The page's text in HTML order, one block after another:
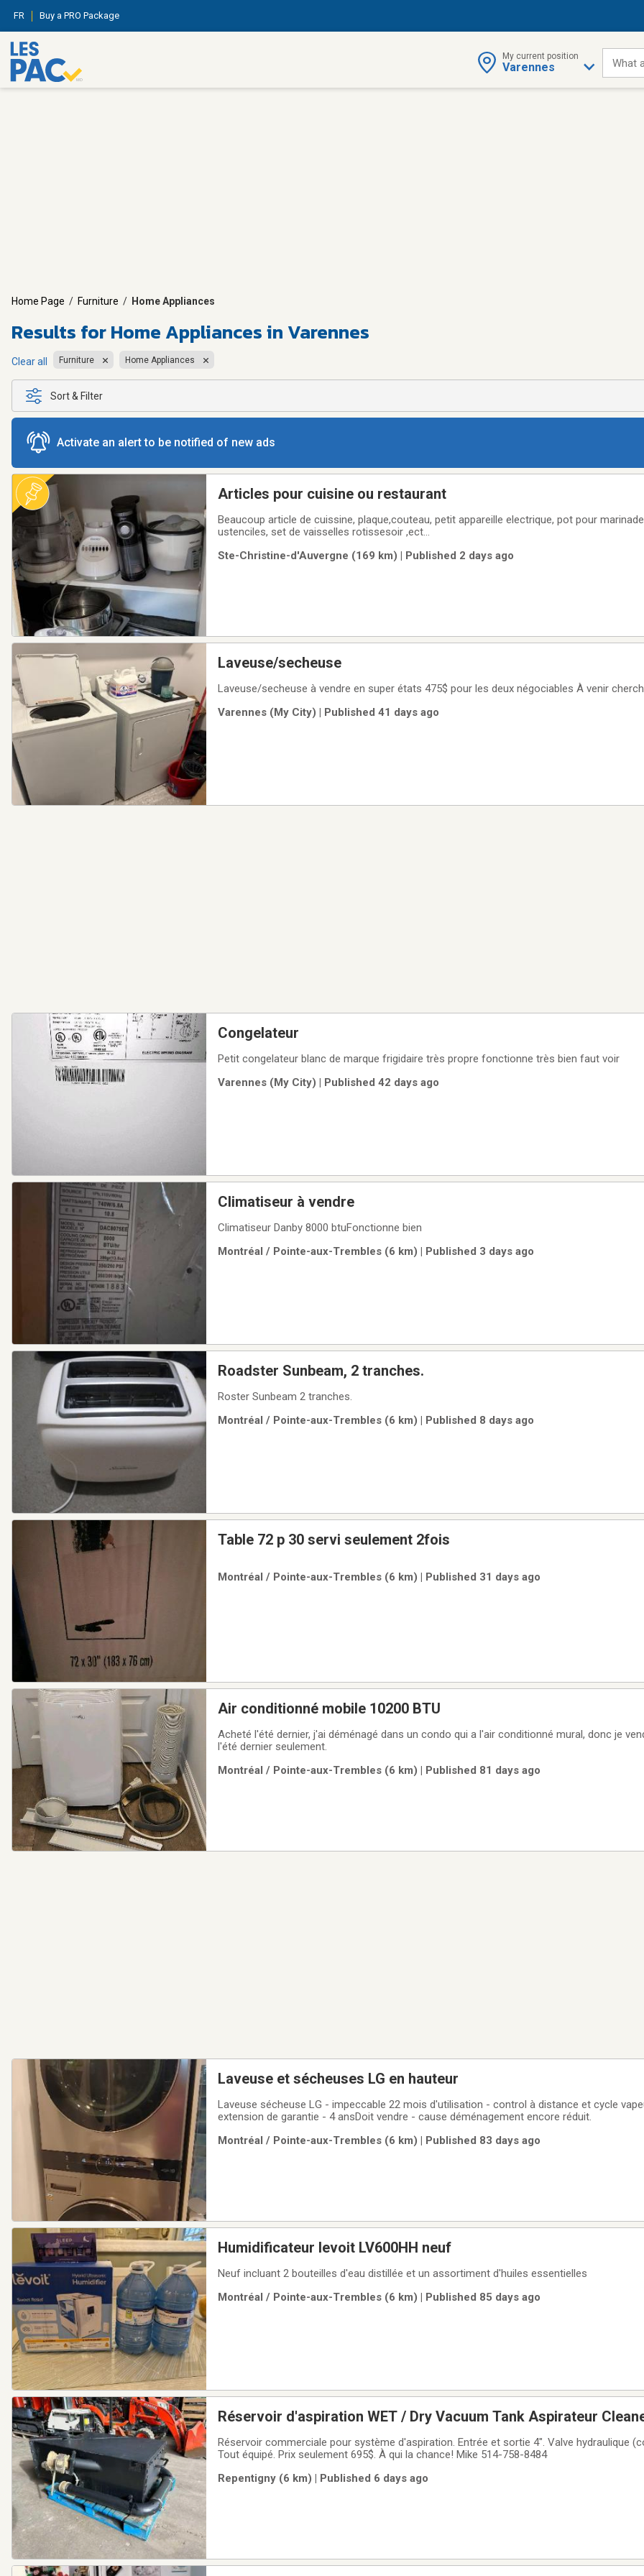
FR Buy a PRO Package
My current position
Varennes What
Home Page / Furniture / Home Appliances
Results forHome Appliances in Varennes
Clear all Furniture Home Appliances
Sort & Filter
Activate an alert to be notified of new ads
Articles pour cuisine ou restaurant
Beaucoup article de cuissine, plaque,couteau, petit appareille electrique, pot pour
ustenciles, set de vaisselles rotissesoir ,ect...
Ste-Christine-d'Auvergne (169 km) | Published 2 days ago
Laveuse/secheuse
Laveuse/secheuse à vendre en super états 475$ pour les deux négociables À venir
Varennes (My City) | Published 41 days ago
Congelateur
Petit congelateur blanc de marque frigidaire très propre fonctionne très bien faut voir
Varennes (My City) | Published 42 days ago
Climatiseur à vendre
Climatiseur Danby 8000 btuFonctionne bien
Montréal / Pointe-aux-Trembles (6 km) | Published 3 days ago
Roadster Sunbeam, 2 tranches.
Roster Sunbeam 2 tranches.
Montréal / Pointe-aux-Trembles (6 km) | Published 8 days ago
Table 72 p 30 servi seulement 2fois
Montréal / Pointe-aux-Trembles (6 km) | Published 31 days ago
Air conditionné mobile 10200 BTU
Acheté l'été dernier, j'ai déménagé dans un condo qui a l'air conditionné mural, donc je
l'été dernier seulement.
Montréal / Pointe-aux-Trembles (6 km) | Published 81 days ago
Laveuse et sécheuses LG en hauteur
Laveuse sécheuse LG - impeccable 22 mois d'utilisation - control à distance et cycle
extension de garantie - 4 ansDoit vendre - cause déménagement encore réduit.
Montréal / Pointe-aux-Trembles (6 km) | Published 83 days ago
Humidificateur levoit LV600HH neuf
Neuf incluant 2 bouteilles d'eau distillée et un assortiment d'huiles essentielles
Montréal / Pointe-aux-Trembles (6 km) | Published 85 days ago
Réservoir d'aspiration WET / Dry Vacuum Tank Aspirateur
Réservoir commerciale pour système d'aspiration. Entrée et sortie 4". Valve hydraulique
Tout équipé. Prix seulement 695$. À qui la chance! Mike 514-758-8484
Repentigny (6 km) | Published 6 days ago